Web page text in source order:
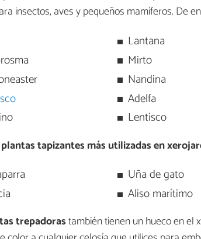
insectos, aves y pequeños mamíferos. De
Lantana
Mirto
Nandina
Adelfa
Lentisco
plantas tapizantes más utilizadas en
Uña de gato
Aliso marítimo
trepadorastambién tienen un hueco en el